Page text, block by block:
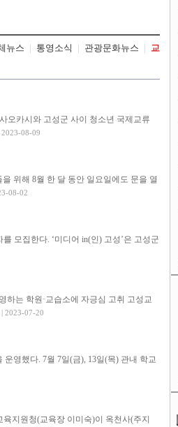
뉴스 통영소식 관광문화뉴스
교
오카시와 고성군 사이 청소년 국제교류
2023-08-09
위해 8월 한 달 동안 일요일에도 문을 열
08-02
모집한다. ‘미디어 in(인) 고성’은 고성군
하는 학원·교습소에 자긍심 고취 고성교
2023-07-20
영했다. 7월 7일(금), 13일(목) 관내 학교
지원청(교육장 이미숙)이 옥천사(주지